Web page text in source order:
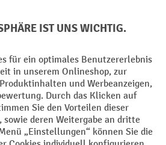
Datenschutz
Page Privacy Settings